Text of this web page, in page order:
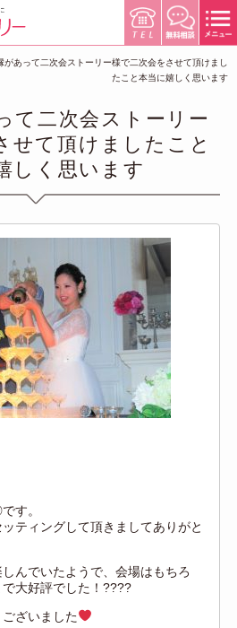
があって二次会ストーリー様で二次会をさせて頂けまし
たこと本当に嬉しく思います
て二次会ストーリー
せて頂けましたこと
しく思います
す。
ティングして頂きましてありがと
んでいたようで、会場はもちろ
大好評でした！????
ざいました